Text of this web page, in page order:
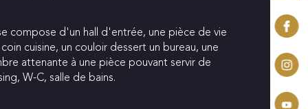
Valeurs
de pièces
salle de bains
compose d'un hall d'entrée, une pièce de vie
cuisine, un couloir dessert un bureau, une
attenante à une pièce pouvant servir de
W-C, salle de bains.